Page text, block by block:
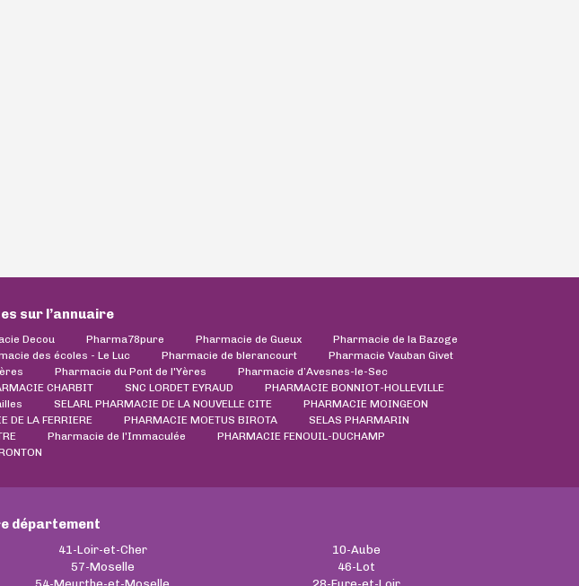
sur l’annuaire
Decou Pharma78pure Pharmacie de Gueux
Pharmacie de la Bazoge
des écoles - Le Luc Pharmacie de blerancourt
Pharmacie Vauban Givet
Pharmacie du Pont de l'Yères
Pharmacie d’Avesnes-le-Sec
CHARBIT SNC LORDET EYRAUD
PHARMACIE BONNIOT-HOLLEVILLE
SELARL PHARMACIE DE LA NOUVELLE CITE
PHARMACIE MOINGEON
DE LA FERRIERE PHARMACIE MOETUS BIROTA
SELAS PHARMARIN
Pharmacie de l'Immaculée
PHARMACIE FENOUIL-DUCHAMP
département
41-Loir-et-Cher
57-Moselle
10-Aube
46-Lot